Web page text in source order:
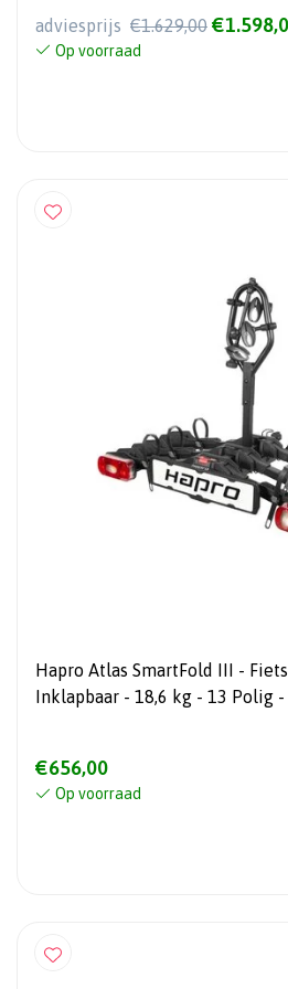
adviesprijs €1.629,00
Op voorraad
Hapro Atlas SmartFold III -
Inklapbaar - 18,6 kg - 13 Polig -
€656,00
Op voorraad